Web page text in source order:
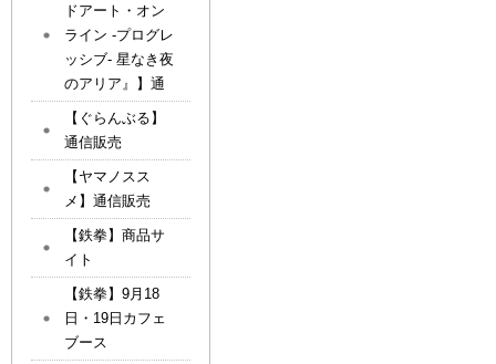
ドアート・オン
ライン -プログレ
ッシブ- 星なき夜
のアリア』】通
【ぐらんぶる】
通信販売
【ヤマノスス
メ】通信販売
【鉄拳】商品サ
イト
【鉄拳】9月18
日・19日カフェ
ブース